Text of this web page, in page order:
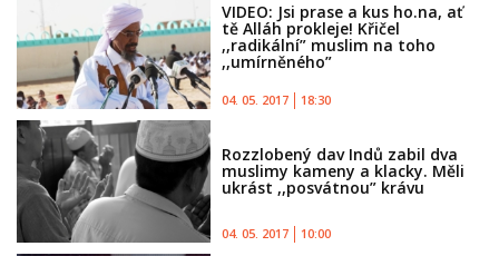
VIDEO: Jsi prase a kus ho.na, ať
tě Alláh prokleje! Křičel
,,radikální” muslim na toho
,,umírněného”
04. 05. 2017 18:30
Rozzlobený dav Indů zabil dva
muslimy kameny a klacky. Měli
ukrást ,,posvátnou” krávu
04. 05. 2017 10:00